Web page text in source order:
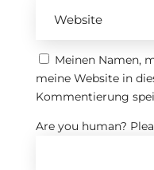
Meinen Namen,
meine Website in
Kommentierung
Are you human?